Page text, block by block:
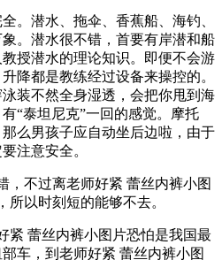
。潜水、拖伞、香蕉船、海钓、
。潜水很不错，首要有岸潜和船
授潜水的理论知识。即便不会游
降都是教练经过设备来操控的。
装不然全身湿透，会把你甩到海
“泰坦尼克”一回的感觉。摩托
么男孩子应自动坐后边啦，由于
注意安全。
，不过离老师好紧 蕾丝内裤小图
所以时刻短的能够不去。
紧 蕾丝内裤小图片恐怕是我国最
车，到老师好紧 蕾丝内裤小图